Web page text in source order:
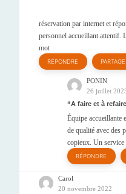
réservation par internet et
personnel accueillant attentif.
mot
RÉPONDRE
PONIN
26 juillet
A faire et à refaire
Équipe accueillante
de qualité avec des
copieux. Un service
RÉPONDRE
Carol
20 novembre 2022